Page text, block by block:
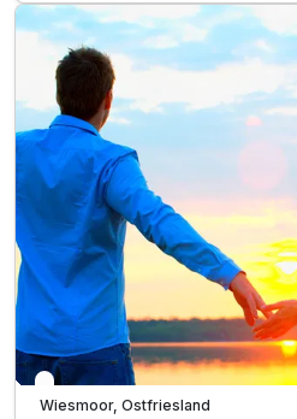
Ausstattung
Für 4 Tage
2 x Abendessen im Rahmen der
inkl. offene Getränke (Bier,
während Ihrer Essenzeit von
tägliche Nutzung des Innenpools
tägliche Nutzung der Sauna von
In 2 Wochen wieder frei
Wiesmoor, Ostfriesland